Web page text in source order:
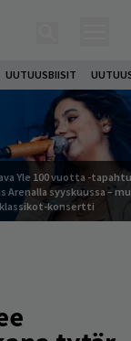
UUTUUSBIISIT
Yle 100 vuotta -
Arenalla syyskuussa –
konsertti